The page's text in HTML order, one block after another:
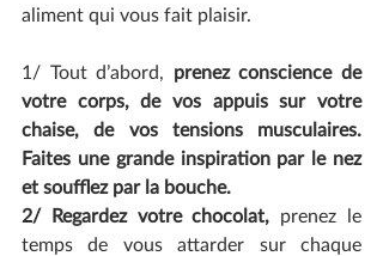
aliment qui vous fait plaisir.
1/ Tout d’abord, prenez conscience de
votre corps, de vos appuis sur votre
chaise, de vos tensions musculaires.
Faites une grande inspiration par le nez
et soufflez par la bouche.
2/ Regardez votre chocolat, prenez le
temps de vous attarder sur chaque